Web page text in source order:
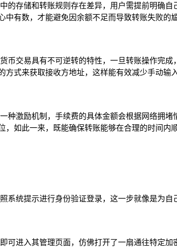
的存储和转账规则存在差异，用户需提前明确
有数，才能避免因余额不足而导致转账失败的
币交易具有不可逆转的特性，一旦转账操作完
式来获取接收方地址，这样能有效减少手动输
种激励机制，手续费的具体金额会根据网络拥
如此一来，既能确保转账能够在合理的时间内
统提示进行身份验证登录，这一步就像是为自
进入其管理页面，仿佛打开了一扇通往特定加